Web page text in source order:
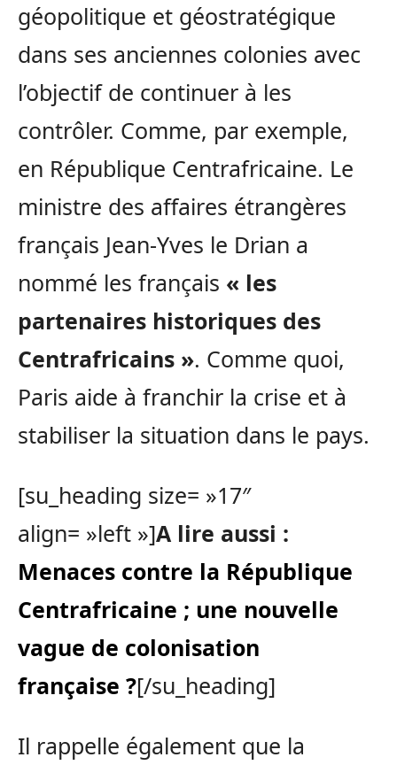
géopolitique et géostratégique
dans ses anciennes colonies avec
l’objectif de continuer à les
contrôler. Comme, par exemple,
en République Centrafricaine. Le
ministre des affaires étrangères
français Jean-Yves le Drian a
nommé les français « les
partenaires historiques des
Centrafricains ». Comme quoi,
Paris aide à franchir la crise et à
stabiliser la situation dans le pays.
[su_heading size= »17″
align= »left »]A lire aussi :
Menaces contre la République
Centrafricaine ; une nouvelle
vague de colonisation
française ?[/su_heading]
Il rappelle également que la